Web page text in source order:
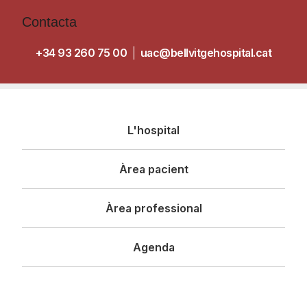
Contacta
+34 93 260 75 00 uac@bellvitgehospital.cat
L'hospital
Àrea pacient
Àrea professional
Agenda